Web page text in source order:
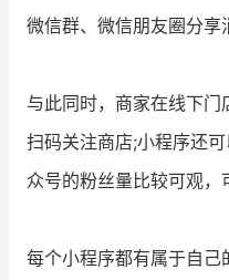
微信群、微信朋友圈分享
与此同时，商家在线下
扫码关注商店;小程序还
众号的粉丝量比较可观，
每个小程序都有属于自